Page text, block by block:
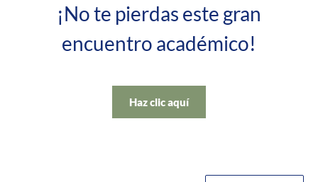
¡No te pierdas este gran
encuentro académico!
Haz clic aquí